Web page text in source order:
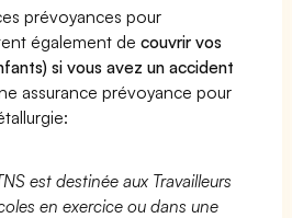
prévoyances pour
également decouvrir vos
si vous avez un accident
assurance prévoyance pour
est destinée aux Travailleurs
en exercice ou dans une